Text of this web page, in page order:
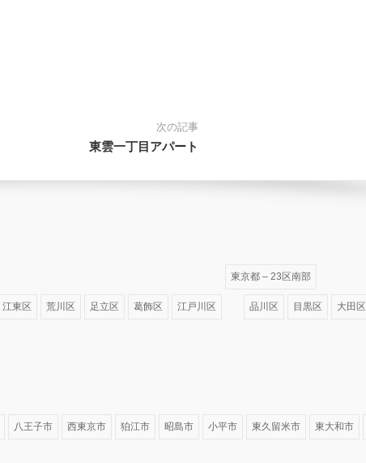
次の記事
東雲一丁目アパート
江東区 荒川区 足立区 葛飾区 江戸川区
東京都 – 23区南部
品川区 目黒区 大田区
八王子市 西東京市 狛江市 昭島市 小平市 東久留米市 東大和市